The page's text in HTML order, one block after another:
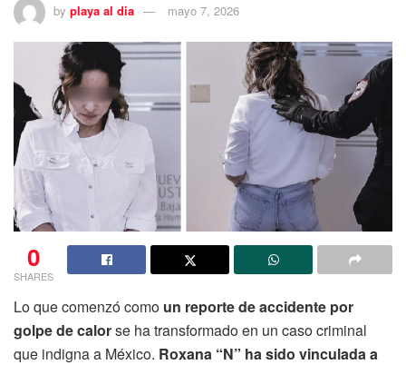
by playa al dia mayo 7, 2026
0
SHARES
Lo que comenzó como un reporte de accidente por
golpe de calorse ha transformado en un caso criminal
que indigna a México. Roxana “N” ha sido vinculada a